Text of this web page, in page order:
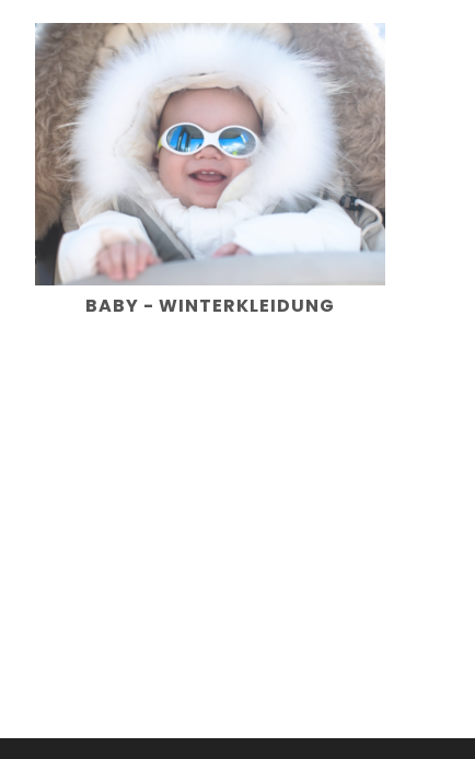
BABY - WINTERKLEIDUNG